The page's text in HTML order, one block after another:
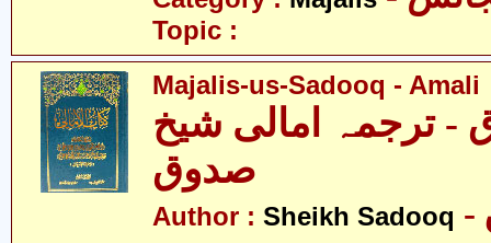
Topic :
Majalis-us-Sadooq - Amali
ترجمہ امالی شیخ
صدوق
Author : Sheikh Sadooq